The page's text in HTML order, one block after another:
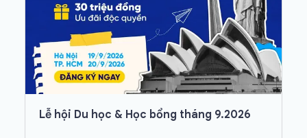
Lễ hội Du học & Học bổng tháng 9.2026